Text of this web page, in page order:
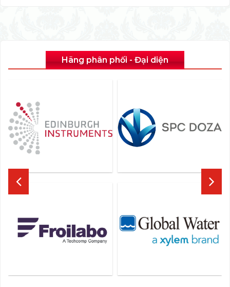
Hãng phân phối - Đại diện